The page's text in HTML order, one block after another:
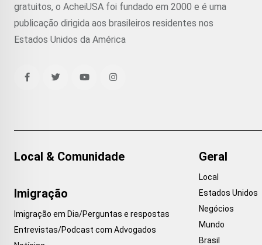
gratuitos, o AcheiUSA foi fundado em 2000 e é uma
publicação dirigida aos brasileiros residentes nos
Estados Unidos da América
Local & Comunidade
Imigração
Imigração em Dia/Perguntas e respostas
Entrevistas/Podcast com Advogados
Geral
Local
Estados Unidos
Negócios
Mundo
Brasil